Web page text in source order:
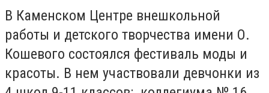
В Каменском Центре внешкольной
работы и детского творчества имени О.
Кошевого состоялся фестиваль моды и
красоты. В нем участвовали девчонки из